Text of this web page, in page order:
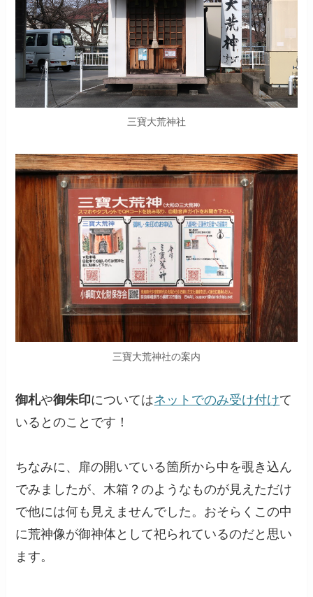
三寶大荒神社
三寶大荒神社の案内
御札や御朱印についてはネットでのみ受け付けて
いるとのことです！
ちなみに、扉の開いている箇所から中を覗き込ん
でみましたが、木箱？のようなものが見えただけ
で他には何も見えませんでした。おそらくこの中
に荒神像が御神体として祀られているのだと思い
ます。